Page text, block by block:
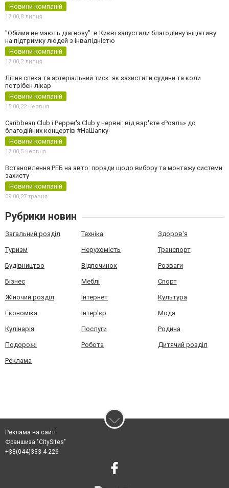
Новини компаній
17:00,8 липня
"Обійми не мають діагнозу": в Києві запустили благодійну ініціативу
на підтримку людей з інвалідністю
Новини компаній
17:00,2 липня
Літня спека та артеріальний тиск: як захистити судини та коли
потрібен лікар
Новини компаній
15:00,22 червня
Caribbean Club і Pepper's Club у червні: від вар'єте «Рояль» до
благодійних концертів #НаШапку
Новини компаній
17:00,5 червня
Встановлення РЕБ на авто: поради щодо вибору та монтажу системи
захисту
Новини компаній
09:00,27 травня
Рубрики новин
Загальний розділ Техніка Здоров'я
Туризм Нерухомість Транспорт
Будівництво Відпочинок Розваги
Бізнес Меблі Спорт
Жіночий розділ Інтернет Культура
Економіка Інтер'єр Мода
Кулінарія Послуги Родина
Подорожі Робота Дитячий розділ
Реклама
Реклама на сайті
Франшиза "CitySites"
+38(044)333-4-226